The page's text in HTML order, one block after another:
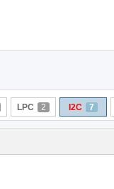
LPC 2 I2C 7